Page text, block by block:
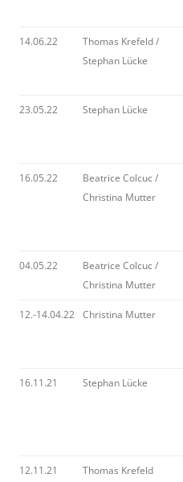
14.06.22
Thomas Krefeld /
Stephan Lücke
23.05.22 Stephan Lücke
16.05.22
Beatrice Colcuc /
Christina Mutter
04.05.22
Beatrice Colcuc /
Christina Mutter
12.-14.04.22 Christina Mutter
16.11.21 Stephan Lücke
12.11.21 Thomas Krefeld